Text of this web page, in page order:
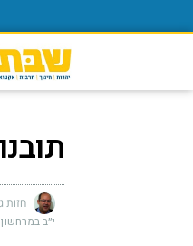
חזות
י״ב במרחשון